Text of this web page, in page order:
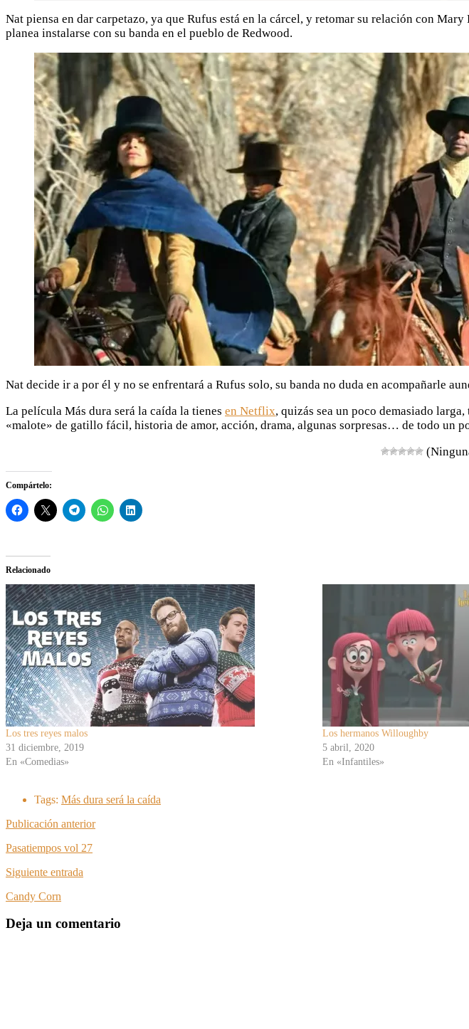
Nat piensa en dar carpetazo, ya que Rufus está en la cárcel, y retomar su relación con
planea instalarse con su banda en el pueblo de Redwood.
Nat decide ir a por él y no se enfrentará a Rufus solo, su banda no duda en acompañarle
La película Más dura será la caída la tienes en Netflix, quizás sea un poco demasiado
«malote» de gatillo fácil, historia de amor, acción, drama, algunas sorpresas… de todo un
Compártelo:
Relacionado
Los tres reyes malos
31 diciembre, 2019
En «Comedias»
Los hermanos Willoughby
5 abril, 2020
En «Infantiles»
Tags: Más dura será la caída
Publicación anterior
Pasatiempos vol 27
Siguiente entrada
Candy Corn
Deja un comentario